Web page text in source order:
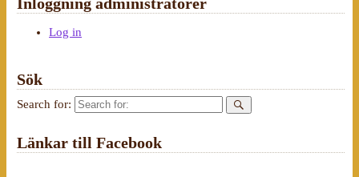
Inloggning administratörer
Log in
Sök
Search for:
Länkar till Facebook